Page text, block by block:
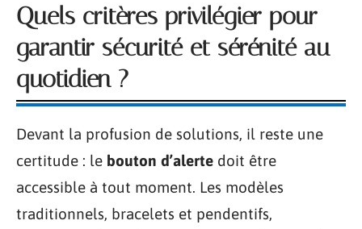
Quels critères privilégier pour
garantir sécurité et sérénité au
quotidien ?
Devant la profusion de solutions, il reste une
certitude : le bouton d’alerte doit être
accessible à tout moment. Les modèles
traditionnels, bracelets et pendentifs,